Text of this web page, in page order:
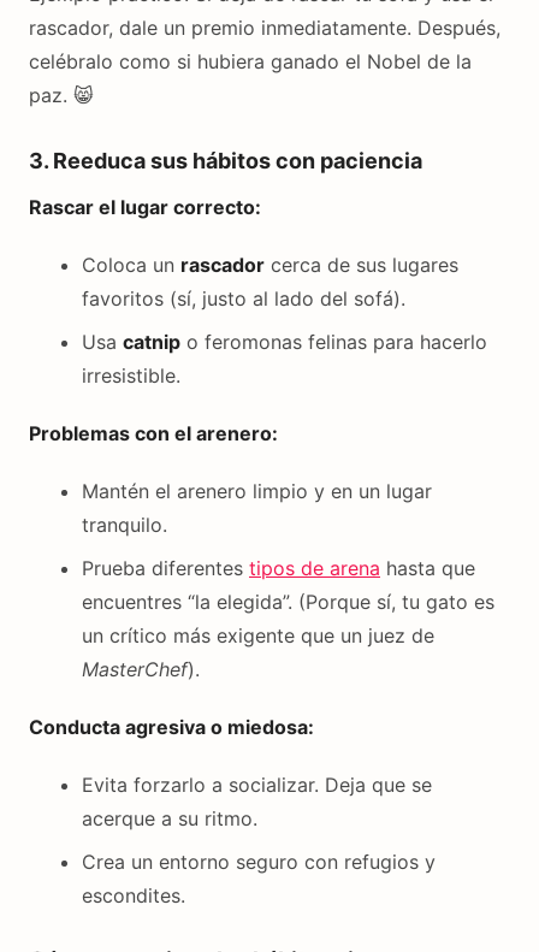
rascador, dale un premio inmediatamente. Después,
celébralo como si hubiera ganado el Nobel de la
paz. 😸
3. Reeduca sus hábitos con paciencia
Rascar el lugar correcto:
Coloca un rascador cerca de sus lugares
favoritos (sí, justo al lado del sofá).
Usa catnip o feromonas felinas para hacerlo
irresistible.
Problemas con el arenero:
Mantén el arenero limpio y en un lugar
tranquilo.
Prueba diferentes tipos de arena hasta que
encuentres “la elegida”. (Porque sí, tu gato es
un crítico más exigente que un juez de
MasterChef).
Conducta agresiva o miedosa:
Evita forzarlo a socializar. Deja que se
acerque a su ritmo.
Crea un entorno seguro con refugios y
escondites.